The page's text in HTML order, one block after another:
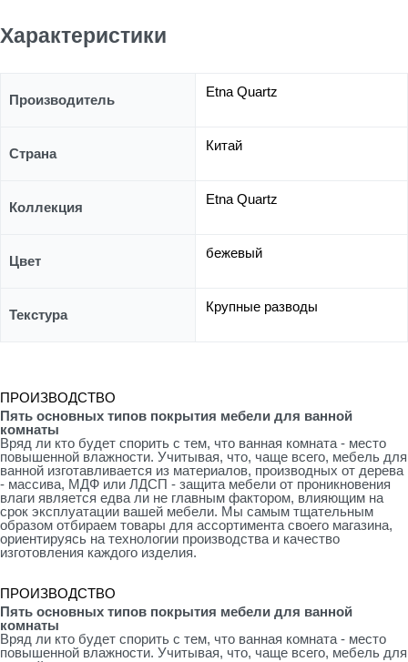
Характеристики
Производитель
Etna Quartz
Страна
Китай
Коллекция
Etna Quartz
Цвет
бежевый
Текстура
Крупные разводы
ПРОИЗВОДСТВО
Пять основных типов покрытия мебели для ванной
комнаты
Вряд ли кто будет спорить с тем, что ванная комната - место
повышенной влажности. Учитывая, что, чаще всего, мебель для
ванной изготавливается из материалов, производных от дерева
- массива, МДФ или ЛДСП - защита мебели от проникновения
влаги является едва ли не главным фактором, влияющим на
срок эксплуатации вашей мебели. Мы самым тщательным
образом отбираем товары для ассортимента своего магазина,
ориентируясь на технологии производства и качество
изготовления каждого изделия.
ПРОИЗВОДСТВО
Пять основных типов покрытия мебели для ванной
комнаты
Вряд ли кто будет спорить с тем, что ванная комната - место
повышенной влажности. Учитывая, что, чаще всего, мебель для